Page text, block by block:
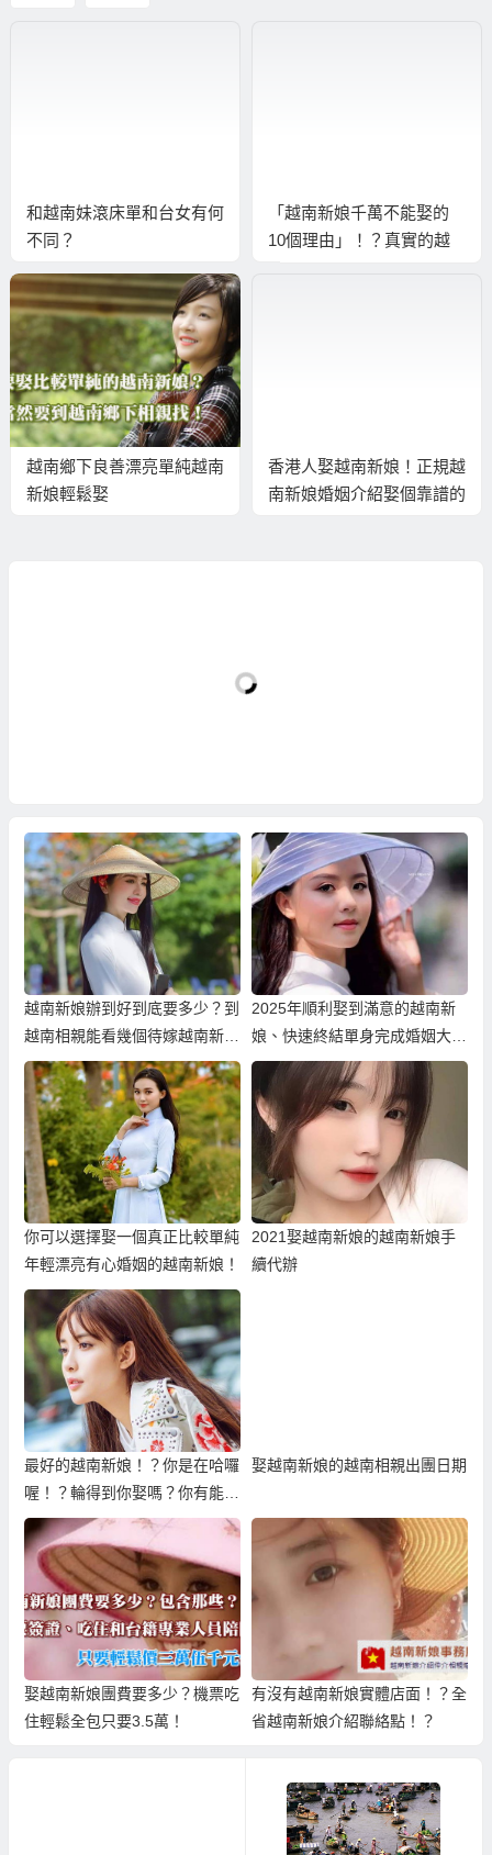
和越南妹滾床單和台女有何
不同？
「越南新娘千萬不能娶的
10個理由」！？真實的越
越南鄉下良善漂亮單純越南
新娘輕鬆娶
香港人娶越南新娘！正規越
南新娘婚姻介紹娶個靠譜的
越南新娘辦到好到底要多少？到
越南相親能看幾個待嫁越南新娘
佳麗？
2025年順利娶到滿意的越南新
娘、快速終結單身完成婚姻大
事！
你可以選擇娶一個真正比較單純
年輕漂亮有心婚姻的越南新娘！
2021娶越南新娘的越南新娘手
續代辦
最好的越南新娘！？你是在哈囉
喔！？輪得到你娶嗎？你有能力
養嗎？
娶越南新娘的越南相親出團日期
娶越南新娘團費要多少？機票吃
住輕鬆全包只要3.5萬！
有沒有越南新娘實體店面！？全
省越南新娘介紹聯絡點！？